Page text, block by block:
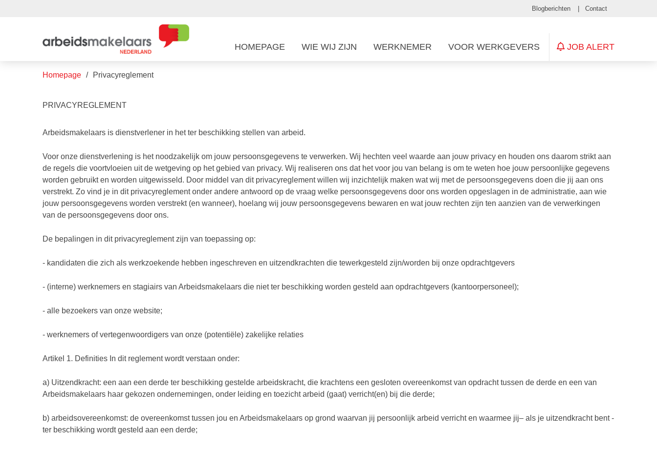
Blogberichten Contact
HOMEPAGE WIE WIJ ZIJN WERKNEMER VOOR WERKGEVERS JOB ALERT
Homepage Privacyreglement
PRIVACYREGLEMENT
Arbeidsmakelaars is dienstverlener in het ter beschikking stellen van arbeid.
Voor onze dienstverlening is het noodzakelijk om jouw persoonsgegevens te verwerken. Wij hechten veel waarde aan jouw privacy en houden ons daarom strikt aan
de regels die voortvloeien uit de wetgeving op het gebied van privacy. Wij realiseren ons dat het voor jou van belang is om te weten hoe jouw persoonlijke gegevens
worden gebruikt en worden uitgewisseld. Door middel van dit privacyreglement willen wij inzichtelijk maken wat wij met de persoonsgegevens doen die jij aan ons
verstrekt. Zo vind je in dit privacyreglement onder andere antwoord op de vraag welke persoonsgegevens door ons worden opgeslagen in de administratie, aan wie
jouw persoonsgegevens worden verstrekt (en wanneer), hoelang wij jouw persoonsgegevens bewaren en wat jouw rechten zijn ten aanzien van de verwerkingen
van de persoonsgegevens door ons.
De bepalingen in dit privacyreglement zijn van toepassing op:
- kandidaten die zich als werkzoekende hebben ingeschreven en uitzendkrachten die tewerkgesteld zijn/worden bij onze opdrachtgevers
- (interne) werknemers en stagiairs van Arbeidsmakelaars die niet ter beschikking worden gesteld aan opdrachtgevers (kantoorpersoneel);
- alle bezoekers van onze website;
- werknemers of vertegenwoordigers van onze (potentiële) zakelijke relaties
Artikel 1. Definities In dit reglement wordt verstaan onder:
a) Uitzendkracht: een aan een derde ter beschikking gestelde arbeidskracht, die krachtens een gesloten overeenkomst van opdracht tussen de derde en een van
Arbeidsmakelaars haar gekozen ondernemingen, onder leiding en toezicht arbeid (gaat) verricht(en) bij die derde;
b) arbeidsovereenkomst: de overeenkomst tussen jou en Arbeidsmakelaars op grond waarvan jij persoonlijk arbeid verricht en waarmee jij– als je uitzendkracht bent -
ter beschikking wordt gesteld aan een derde;